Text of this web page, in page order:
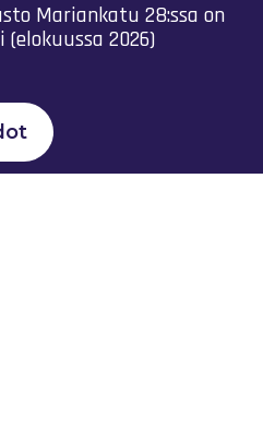
Mariankatu 28:ssa on
2026)